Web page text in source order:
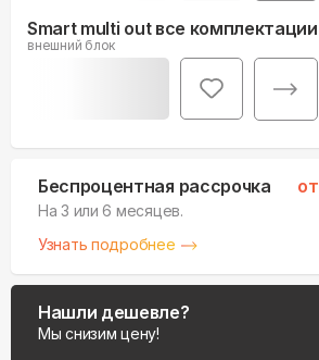
Smart multi out все комплектации
внешний блок
Беспроцентная рассрочка от
На 3 или 6 месяцев.
Узнать подробнее
Нашли дешевле?
Мы снизим цену!